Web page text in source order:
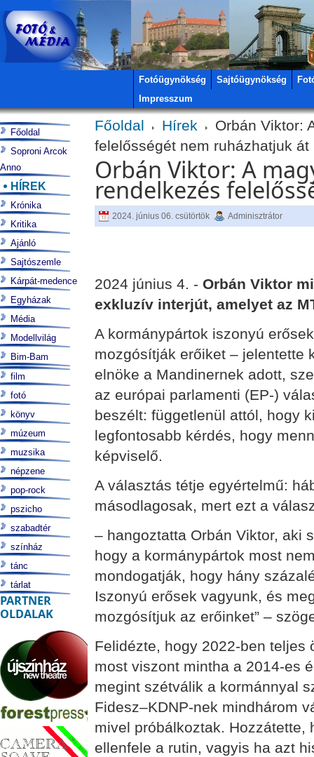
Fotóügynökség Sajtóügynökség
Impresszum
Főoldal Hírek
Orbán Viktor:
felelősségét nem ruházhatjuk át
Orbán Viktor: A
rendelkezés
2024. június 06. csütörtök Adminisztrátor
2024 június 4. - Orbán Viktor
exkluzív interjút, amelyet az
A kormánypártok iszonyú
mozgósítják erőiket – jelentette
elnöke a Mandinernek adott,
az európai parlamenti (EP-)
beszélt: függetlenül attól, hogy
legfontosabb kérdés, hogy
képviselő.
A választás tétje egyértelmű:
másodlagosak, mert ezt a
– hangoztatta Orbán Viktor, aki
hogy a kormánypártok most
mondogatják, hogy hány
Iszonyú erősek vagyunk, és
mozgósítjuk az erőinket” –
Felidézte, hogy 2022-ben
most viszont mintha a 2014-es
megint szétválik a kormánnyal
Fidesz–KDNP-nek mindhárom
mivel próbálkoztak. Hozzátette,
ellenfele a rutin, vagyis ha azt
Főoldal
Soproni Arcok
Anno
HÍREK
Krónika
Kritika
Ajánló
Sajtószemle
Kárpát-medence
Egyházak
Média
Modellvilág
Bim-Bam
film
fotó
könyv
múzeum
muzsika
népzene
pop-rock
pszicho
szabadtér
színház
tánc
tárlat
PARTNER
OLDALAK